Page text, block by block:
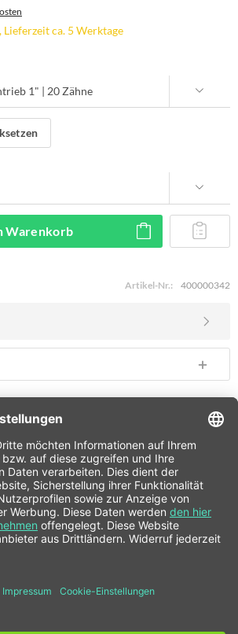
ca. 5 Werktage
Warenkorb
Artikel-Nr.: 400000342
Mehrwertsteuer zzgl.Versandkosten
wenn nicht anders beschrieben